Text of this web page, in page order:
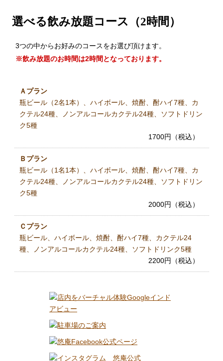
選べる飲み放題コース（2時間）
3つの中からお好みのコースをお選び頂けます。
※飲み放題のお時間は2時間となっております。
Ａプラン
瓶ビール（2名1本）、ハイボール、焼酎、酎ハイ7種、カ
クテル24種、ノンアルコールカクテル24種、ソフトドリン
ク5種
1700円（税込）
Ｂプラン
瓶ビール（1名1本）、ハイボール、焼酎、酎ハイ7種、カ
クテル24種、ノンアルコールカクテル24種、ソフトドリン
ク5種
2000円（税込）
Ｃプラン
瓶ビール、ハイボール、焼酎、酎ハイ7種、カクテル24
種、ノンアルコールカクテル24種、ソフトドリンク5種
2200円（税込）